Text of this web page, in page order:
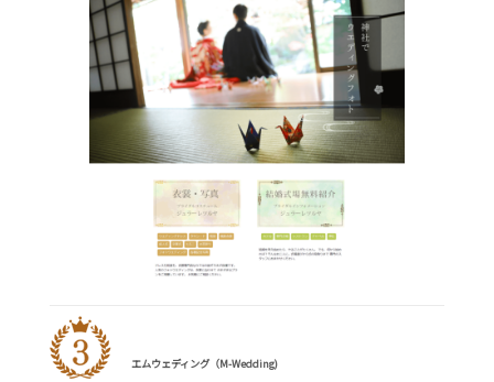
エムウェディング（M-Wedding)